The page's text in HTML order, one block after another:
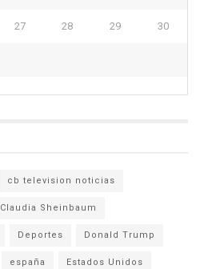
27 28 29 30
cb television noticias
Claudia Sheinbaum
Deportes Donald Trump
españa Estados Unidos